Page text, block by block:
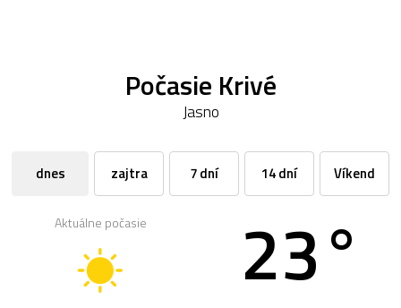
Počasie Krivé
Jasno
dnes zajtra 7 dní 14 dní Víkend
Aktuálne počasie 23°